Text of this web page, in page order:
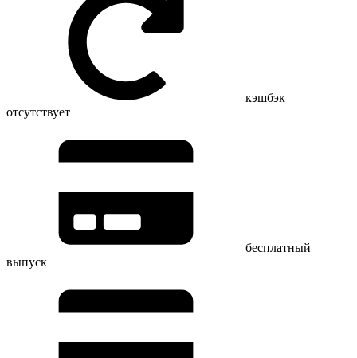
кэшбэк
отсутствует
бесплатный
выпуск